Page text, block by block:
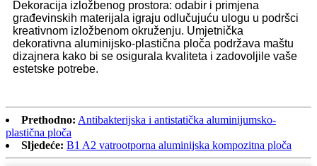
Dekoracija izložbenog prostora: odabir i primjena
građevinskih materijala igraju odlučujuću ulogu u podršci
kreativnom izložbenom okruženju. Umjetnička
dekorativna aluminijsko-plastična ploča podržava maštu
dizajnera kako bi se osigurala kvaliteta i zadovoljile vaše
estetske potrebe.
Prethodno: Antibakterijska i antistatička aluminijumsko-
plastična ploča
Sljedeće: B1 A2 vatrootporna aluminijska kompozitna ploča